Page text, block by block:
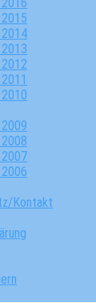
Kontakt